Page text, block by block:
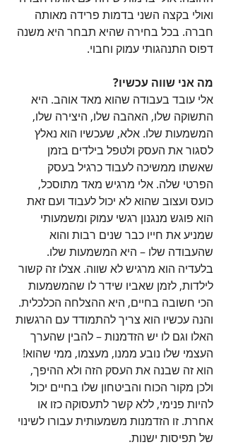
ואולי בקצה השני בדמות פרידה מאותה
חברה. בכל בחירה שהיא תבחר היא משנה
דפוס התנהגותי עמוק וחבוי.
מה אני שווה עכשיו?
אלי עובד בעבודה שהוא מאד אוהב. היא
התשוקה שלו, האהבה שלו, היצירה שלו,
המשמעות שלו. אלא, שעכשיו הוא נאלץ
לסגור את העסק ולטפל בילדים בזמן
שאשתו ממשיכה לעבוד כרגיל בעסק
הפרטי שלה. אלי מרגיש מאד מתוסכל,
כועס ועצוב שהוא לא יכול לעבוד ועם זאת
הוא פוגש מנגנון רגשי עמוק ומשמעותי
שמניע את חייו כבר שנים רבות והוא
שהעבודה שלו – היא המשמעות שלו.
בלעדיה הוא מרגיש לא שווה. אצלו זה קשור
לילדות, לזמן שאביו שידר לו שהמשמעות
הכי חשובה בחיים, היא ההצלחה הכלכלית.
והנה עכשיו הוא צריך להתמודד עם הרגשות
האלו וגם לו יש הזדמנות – להבין שהערך
העצמי שלו נובע ממנו, מעצמו, ממי שהוא!
הוא זה שבנה את העסק הזה ולא ההיפך,
ולכן מקור הכוח והביטחון שלו בחיים יכול
להיות פנימי, ללא קשר לתעסוקה כזו או
אחרת. זו הזדמנות משמעותית עבורו לשינוי
של תפיסות ישנות.